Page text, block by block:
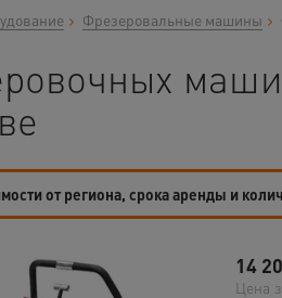
Фрезеровальные машины
от региона, срока аренды и
14
Цена